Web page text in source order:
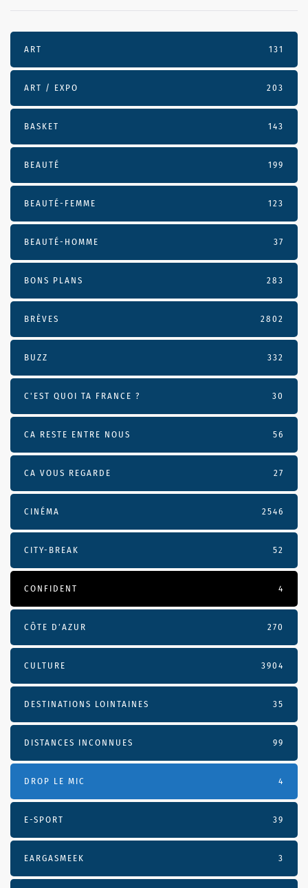
ART 131
ART / EXPO 203
BASKET 143
BEAUTÉ 199
BEAUTÉ-FEMME 123
BEAUTÉ-HOMME 37
BONS PLANS 283
BRÈVES 2802
BUZZ 332
C'EST QUOI TA FRANCE ? 30
CA RESTE ENTRE NOUS 56
CA VOUS REGARDE 27
CINÉMA 2546
CITY-BREAK 52
CONFIDENT 4
CÔTE D’AZUR 270
CULTURE 3904
DESTINATIONS LOINTAINES 35
DISTANCES INCONNUES 99
DROP LE MIC 4
E-SPORT 39
EARGASMEEK 3